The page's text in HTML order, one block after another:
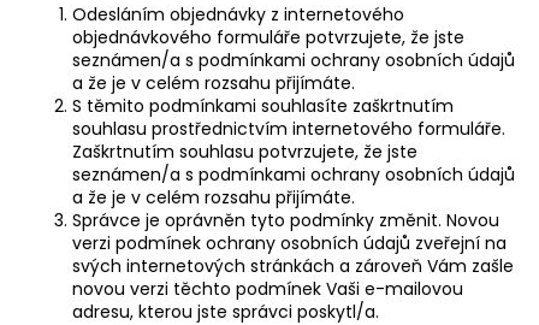
Odesláním objednávky z internetového
objednávkového formuláře potvrzujete, že jste
seznámen/a s podmínkami ochrany osobních údajů
a že je v celém rozsahu přijímáte.
S těmito podmínkami souhlasíte zaškrtnutím
souhlasu prostřednictvím internetového formuláře.
Zaškrtnutím souhlasu potvrzujete, že jste
seznámen/a s podmínkami ochrany osobních údajů
a že je v celém rozsahu přijímáte.
Správce je oprávněn tyto podmínky změnit. Novou
verzi podmínek ochrany osobních údajů zveřejní na
svých internetových stránkách a zároveň Vám zašle
novou verzi těchto podmínek Vaši e-mailovou
adresu, kterou jste správci poskytl/a.